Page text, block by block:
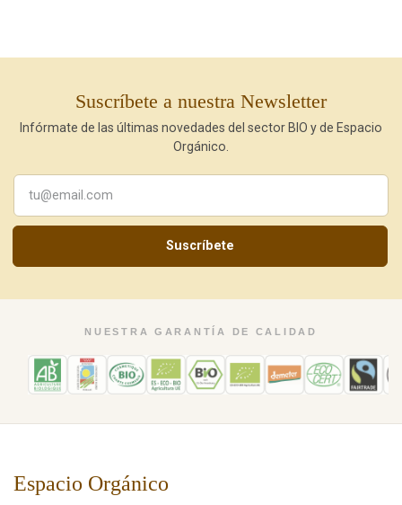
Suscríbete a nuestra Newsletter
Infórmate de las últimas novedades del sector BIO y de Espacio
Orgánico.
Suscríbete
NUESTRA GARANTÍA DE CALIDAD
Espacio Orgánico